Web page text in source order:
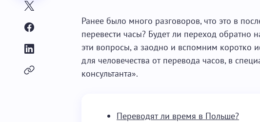
Ранее было много разговоров, что это в
перевести часы? Будет ли переход обратно
эти вопросы, а заодно и вспомним коротко
для человечества от перевода часов, в
консультанта».
Переводят ли время в Польше?